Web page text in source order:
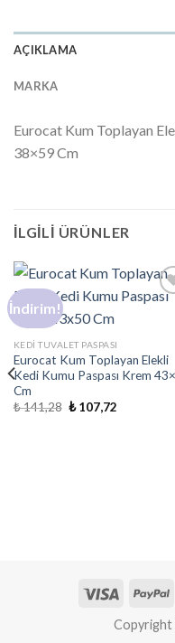
AÇIKLAMA
MARKA
Eurocat Kum Toplayan
38×59 Cm
İLGILI ÜRÜNLER
İndirim!
KEDI TUVALET PASPASI
Eurocat Kum Toplayan Elekli
Kedi Kumu Paspası Krem
Cm
₺141,28 ₺107,72